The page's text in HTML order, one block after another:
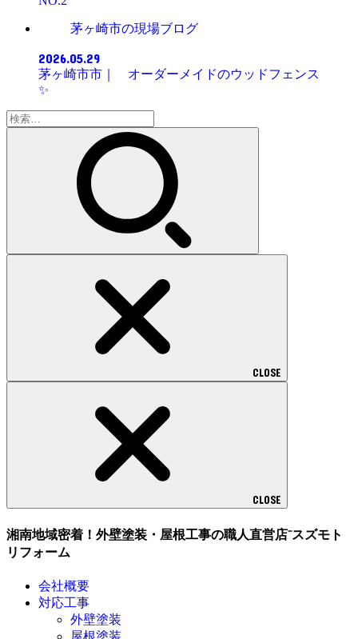
茅ヶ崎市の現場ブログ
2026.05.29
茅ヶ崎市市｜ オーダーメイドのウッドフェンス
✨
検
索:
CLOSE
CLOSE
湘南地域密着！外壁塗装・屋根工事の職人直営店⁻スズモト
リフォーム
会社概要
対応工事
外壁塗装